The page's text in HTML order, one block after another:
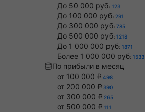
До 50 000 руб. 123
До 100 000 руб. 291
До 300 000 руб. 785
До 500 000 руб. 1218
До 1 000 000 руб. 1871
Более 1 000 000 руб. 1533
По прибыли в месяц
от 100 000 ₽ 498
от 200 000 ₽ 390
от 300 000 ₽ 265
от 500 000 ₽ 111